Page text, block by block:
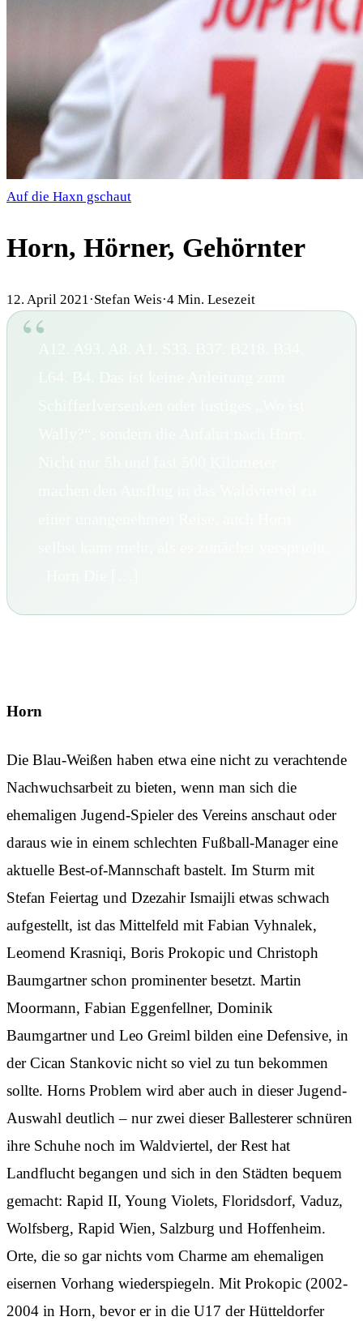
Auf die Haxn gschaut
Horn, Hörner, Gehörnter
12. April 2021 ·Stefan Weis·4 Min. Lesezeit
Horn
Die Blau-Weißen haben etwa eine nicht zu verachtende
Nachwuchsarbeit zu bieten, wenn man sich die
ehemaligen Jugend-Spieler des Vereins anschaut oder
daraus wie in einem schlechten Fußball-Manager eine
aktuelle Best-of-Mannschaft bastelt. Im Sturm mit
Stefan Feiertag und Dzezahir Ismaijli etwas schwach
aufgestellt, ist das Mittelfeld mit Fabian Vyhnalek,
Leomend Krasniqi, Boris Prokopic und Christoph
Baumgartner schon prominenter besetzt. Martin
Moormann, Fabian Eggenfellner, Dominik
Baumgartner und Leo Greiml bilden eine Defensive, in
der Cican Stankovic nicht so viel zu tun bekommen
sollte. Horns Problem wird aber auch in dieser Jugend-
Auswahl deutlich – nur zwei dieser Ballesterer schnüren
ihre Schuhe noch im Waldviertel, der Rest hat
Landflucht begangen und sich in den Städten bequem
gemacht: Rapid II, Young Violets, Floridsdorf, Vaduz,
Wolfsberg, Rapid Wien, Salzburg und Hoffenheim.
Orte, die so gar nichts vom Charme am ehemaligen
eisernen Vorhang wiederspiegeln. Mit Prokopic (2002-
2004 in Horn, bevor er in die U17 der Hütteldorfer